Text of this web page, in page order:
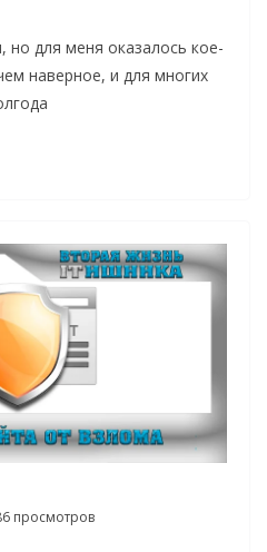
но для меня оказалось кое-
наверное, и для многих
просмотров